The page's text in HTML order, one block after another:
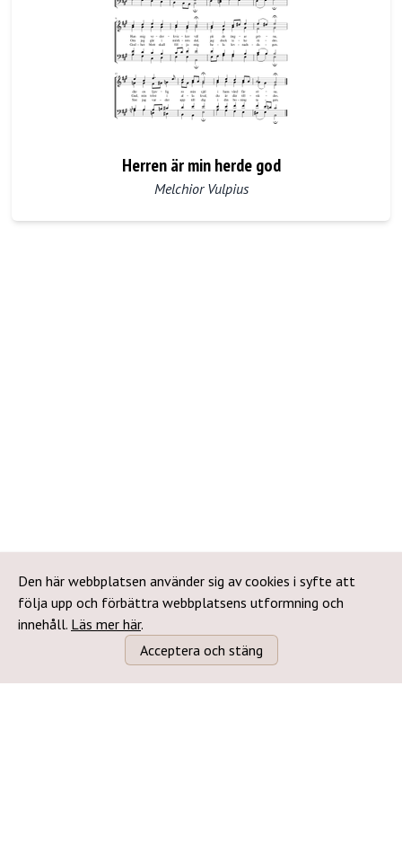
Herren är min herde god
Melchior Vulpius
Den här webbplatsen använder sig av cookies i syfte att
följa upp och förbättra webbplatsens utformning och
innehåll. Läs mer här.
Acceptera och stäng